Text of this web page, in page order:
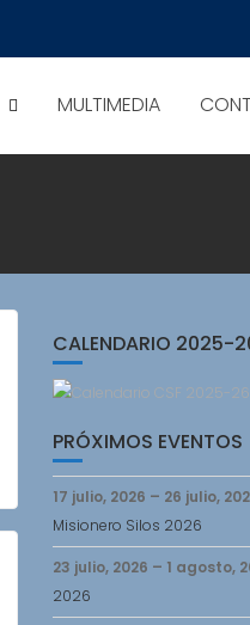
MULTIMEDIA
CALENDARIO 2025-
PRÓXIMOS EVENTOS
17 julio, 2026 – 26 julio,
Misionero Silos 2026
23 julio, 2026 – 1 agosto,
2026